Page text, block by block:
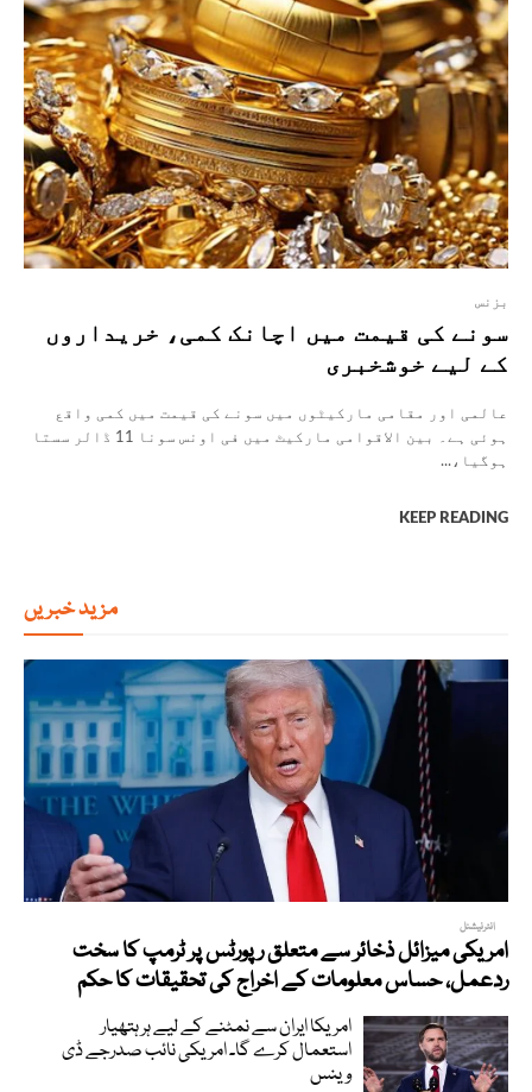
بزنس
سونے کی قیمت میں اچانک کمی، خریداروں
کے لیے خوشخبری
عالمی اور مقامی مارکیٹوں میں سونے کی قیمت میں کمی واقع
ہوئی ہے۔ بین الاقوامی مارکیٹ میں فی اونس سونا 11 ڈالر سستا
ہوگیا،...
KEEP READING
مزید خبریں
انٹرنیشنل
امریکی میزائل ذخائر سے متعلق رپورٹس پر ٹرمپ کا سخت
ردعمل، حساس معلومات کے اخراج کی تحقیقات کا حکم
امریکا ایران سے نمٹنے کے لیے ہر ہتھیار
استعمال کرے گا۔ امریکی نائب صدرجے ڈی
وینس